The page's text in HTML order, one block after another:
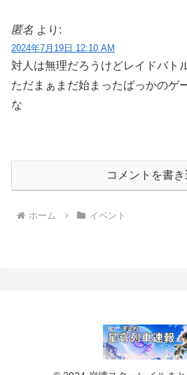
匿名 より:
2024年7月19日 12:10 AM
対人は無理だろうけどレイドバト
ただまぁまだ始まったばっかのゲ
な
コメントを書き
ホーム イベント